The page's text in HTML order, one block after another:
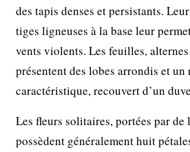
des tapis denses et persistants.
tiges ligneuses à la base leur
vents violents. Les feuilles,
présentent des lobes arrondis et
caractéristique, recouvert d’un
Les fleurs solitaires, portées par de
possèdent généralement huit